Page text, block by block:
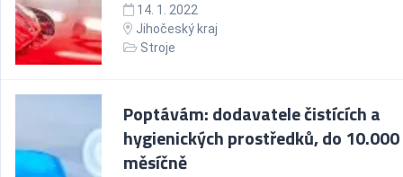
14. 1. 2022
Jihočeský kraj
Stroje
Poptávám: dodavatele čistících a
hygienických prostředků, do 10.000
měsíčně